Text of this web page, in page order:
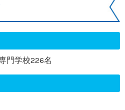
学校226名